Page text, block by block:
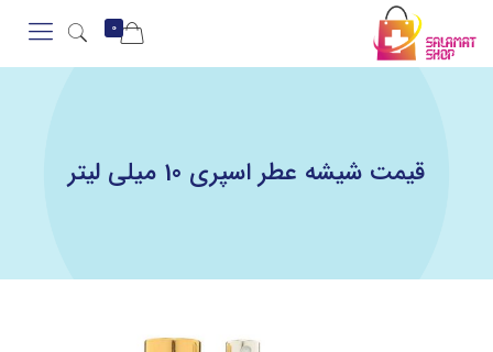
0
قیمت شیشه عطر اسپری 10 میلی لیتر